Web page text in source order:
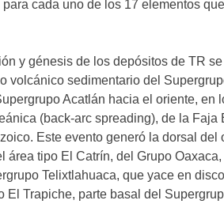
cada uno de los 17 elementos
y génesis de los depósitos de TR
volcánico sedimentario del
Acatlán hacia el oriente, en
(back-arc spreading), de la Faja
Este evento generó la dorsal del
área tipo El Catrín, del Grupo
Telixtlahuaca, que yace en
El Trapiche, parte basal del